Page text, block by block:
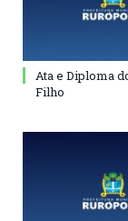
Ata e Diploma
Filho